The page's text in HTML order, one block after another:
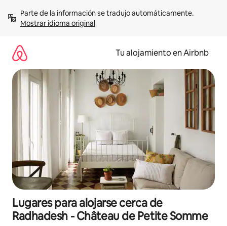
contenidoMostrar idioma original
Tu alojamiento en Airbnb
Lugares para alojarse cerca de
Radhadesh - Château de Petite Somme